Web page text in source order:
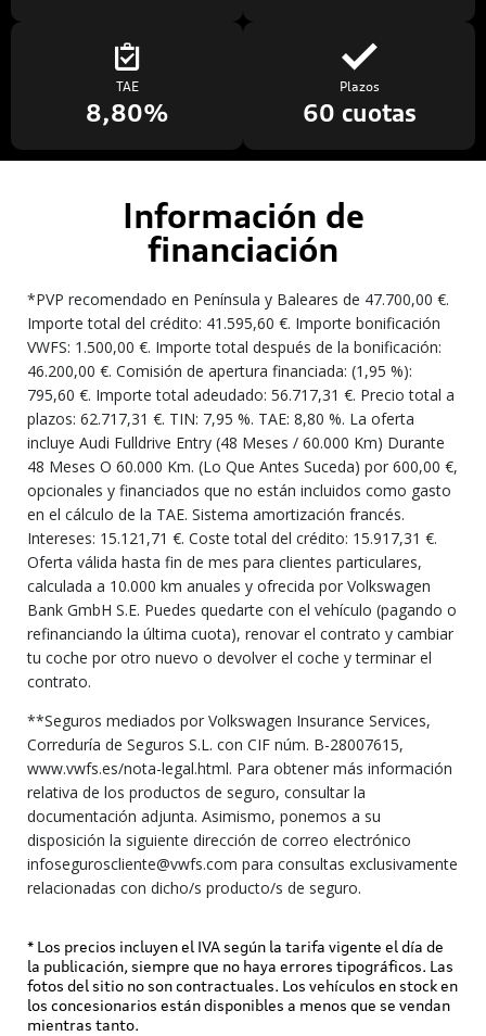
TAE
8,80%
Plazos
60 cuotas
Información de
financiación
*PVP recomendado en Península y Baleares de 47.700,00 €.
Importe total del crédito: 41.595,60 €. Importe bonificación
VWFS: 1.500,00 €. Importe total después de la bonificación:
46.200,00 €. Comisión de apertura financiada: (1,95 %):
795,60 €. Importe total adeudado: 56.717,31 €. Precio total a
plazos: 62.717,31 €. TIN: 7,95 %. TAE: 8,80 %. La oferta
incluye Audi Fulldrive Entry (48 Meses / 60.000 Km) Durante
48 Meses O 60.000 Km. (Lo Que Antes Suceda) por 600,00 €,
opcionales y financiados que no están incluidos como gasto
en el cálculo de la TAE. Sistema amortización francés.
Intereses: 15.121,71 €. Coste total del crédito: 15.917,31 €.
Oferta válida hasta fin de mes para clientes particulares,
calculada a 10.000 km anuales y ofrecida por Volkswagen
Bank GmbH S.E. Puedes quedarte con el vehículo (pagando o
refinanciando la última cuota), renovar el contrato y cambiar
tu coche por otro nuevo o devolver el coche y terminar el
contrato.
**Seguros mediados por Volkswagen Insurance Services,
Correduría de Seguros S.L. con CIF núm. B-28007615,
www.vwfs.es/nota-legal.html. Para obtener más información
relativa de los productos de seguro, consultar la
documentación adjunta. Asimismo, ponemos a su
disposición la siguiente dirección de correo electrónico
infoseguroscliente@vwfs.com para consultas exclusivamente
relacionadas con dicho/s producto/s de seguro.
* Los precios incluyen el IVA según la tarifa vigente el día de
la publicación, siempre que no haya errores tipográficos. Las
fotos del sitio no son contractuales. Los vehículos en stock en
los concesionarios están disponibles a menos que se vendan
mientras tanto.